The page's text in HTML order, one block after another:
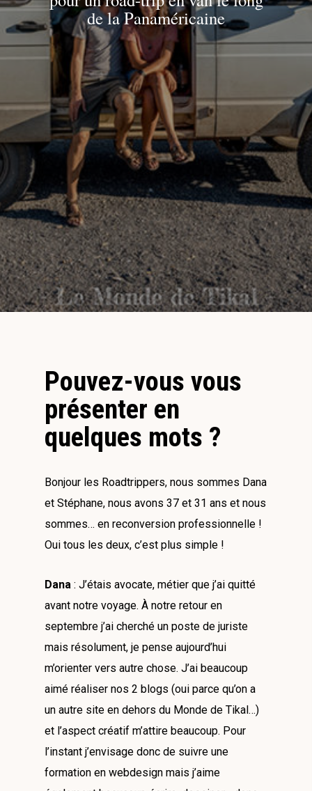
de la Panaméricaine
Pouvez-vous vous
présenter en
quelques mots ?
Bonjour les Roadtrippers, nous sommes Dana
et Stéphane, nous avons 37 et 31 ans et nous
sommes… en reconversion professionnelle !
Oui tous les deux, c’est plus simple !
Dana : J’étais avocate, métier que j’ai quitté
avant notre voyage. À notre retour en
septembre j’ai cherché un poste de juriste
mais résolument, je pense aujourd’hui
m’orienter vers autre chose. J’ai beaucoup
aimé réaliser nos 2 blogs (oui parce qu’on a
un autre site en dehors du Monde de Tikal…)
et l’aspect créatif m’attire beaucoup. Pour
l’instant j’envisage donc de suivre une
formation en webdesign mais j’aime